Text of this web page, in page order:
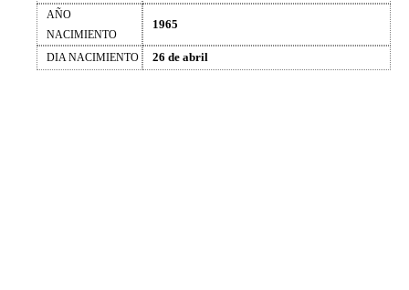
AÑO
NACIMIENTO
1965
DIA NACIMIENTO 26 de abril